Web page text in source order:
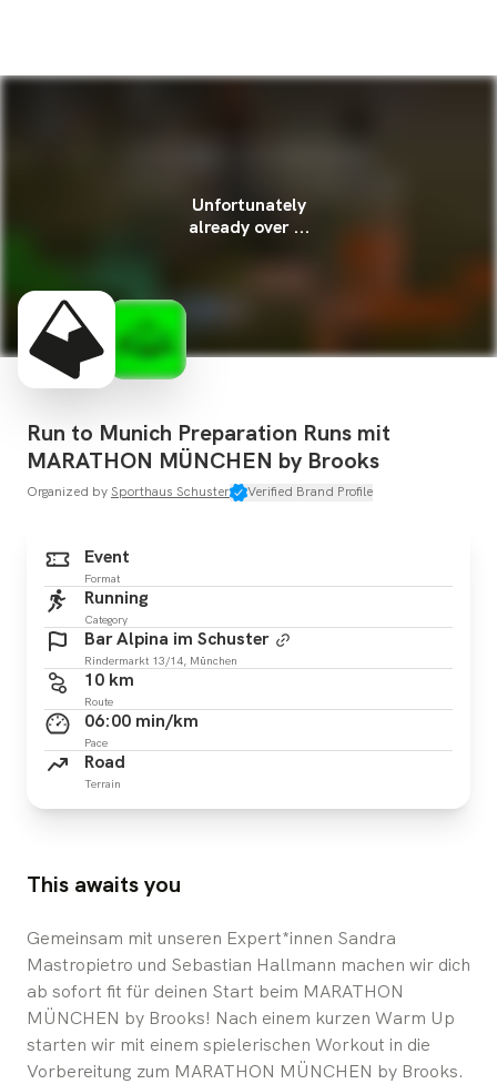
Unfortunately
already over ...
Run to Munich Preparation Runs mit
MARATHON MÜNCHEN by Brooks
Organized bySporthaus Schuster Verified Brand Profile
Event
Format
Running
Category
Bar Alpina im Schuster
Rindermarkt 13/14, München
10 km
Route
06:00 min/km
Pace
Road
Terrain
This awaits you
Gemeinsam mit unseren Expert*innen Sandra
Mastropietro und Sebastian Hallmann machen wir dich
ab sofort fit für deinen Start beim MARATHON
MÜNCHEN by Brooks! Nach einem kurzen Warm Up
starten wir mit einem spielerischen Workout in die
Vorbereitung zum MARATHON MÜNCHEN by Brooks.